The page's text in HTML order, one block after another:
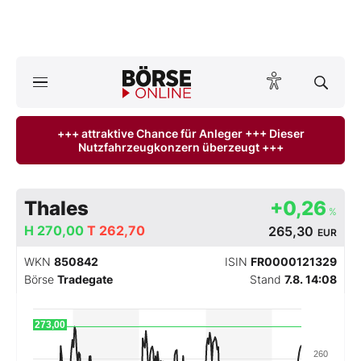
Anlageprodukte
Abo & Shop
BO-Musterdepots
Experten
Mein B:O
+++ attraktive Chance für Anleger +++ Dieser
Nutzfahrzeugkonzern überzeugt +++
Thales +0,26 %
265,30 EUR
H 270,00 T 262,70
WKN 850842 ISIN FR0000121329
Börse Tradegate Stand 7.8. 14:08
260
273,00